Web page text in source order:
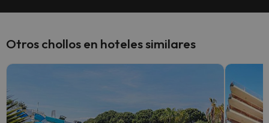
Otros chollos en hoteles similares